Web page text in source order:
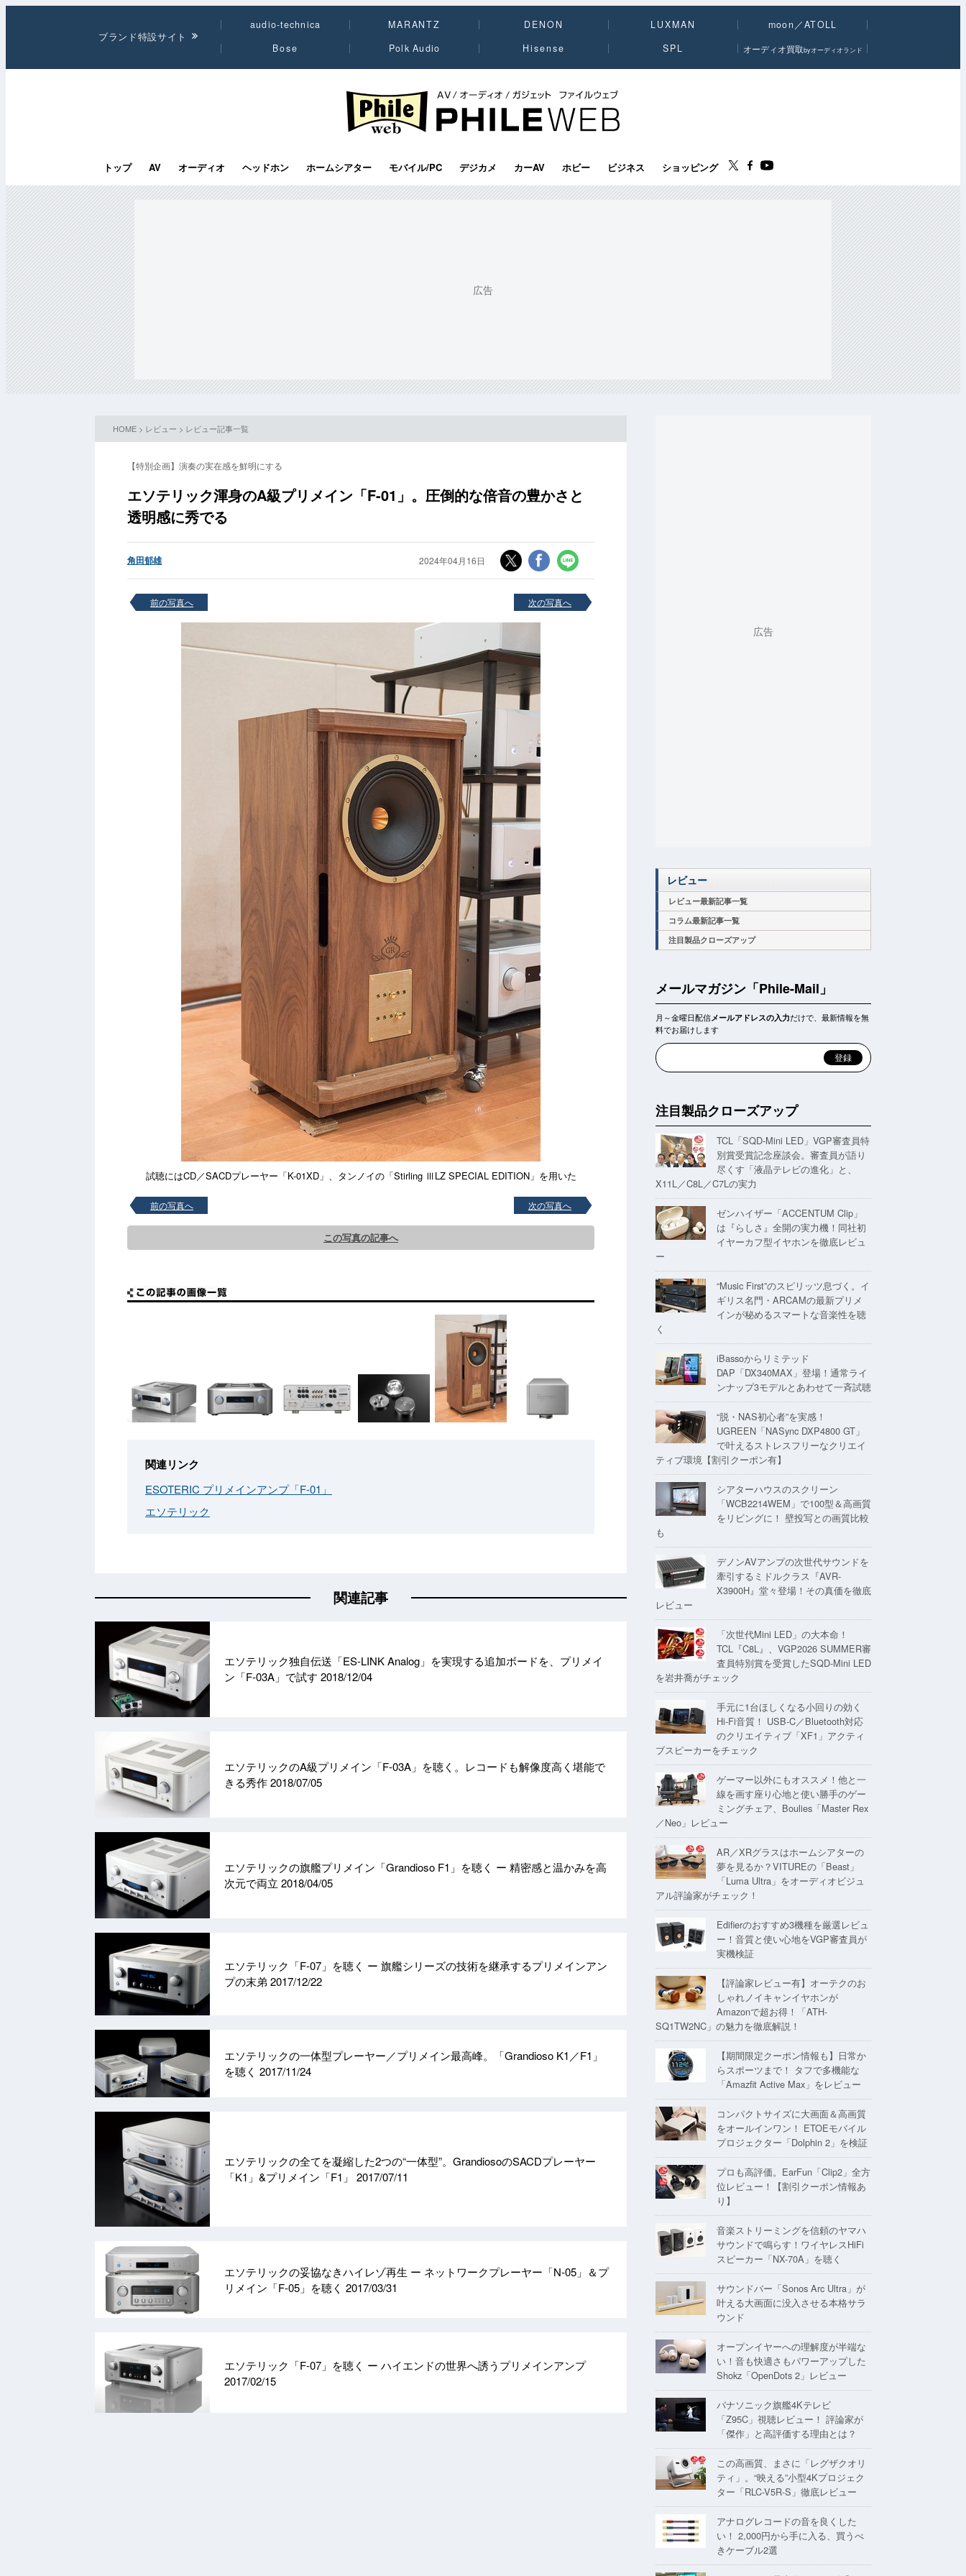
ブランド特設サイト
audio-technica MARANTZ DENON LUXMAN
moon／ATOLL
Bose
Polk Audio Hisense SPL オーディオ買取byオーディオランド
PHILE WEB｜AV/オーディオ/ガジェット
トップ AV オーディオ ヘッドホン ホームシアター モバイル/PC デジカメ カーAV ホビー ビジネス ショッピング
HOME > レビュー > レビュー記事一覧
【特別企画】演奏の実在感を鮮明にする
エソテリック渾身のA級プリメイン「F-01」。圧倒的な倍音の豊かさと
透明感に秀でる
角田郁雄 2024年04月16日
前の写真へ 次の写真へ
試聴にはCD／SACDプレーヤー「K-01XD」、タンノイの「Stirling ⅢLZ SPECIAL EDITION」を用いた
前の写真へ 次の写真へ
この写真の記事へ
関連リンク
ESOTERIC プリメインアンプ「F-01」
エソテリック
関連記事
エソテリック独自伝送「ES-LINK Analog」を実現する追加ボードを、プリメイ
ン「F-03A」で試す 2018/12/04
エソテリックのA級プリメイン「F-03A」を聴く。レコードも解像度高く堪能で
きる秀作2018/07/05
エソテリックの旗艦プリメイン「Grandioso F1」を聴く ー 精密感と温かみを高
次元で両立 2018/04/05
エソテリック「F-07」を聴く ー 旗艦シリーズの技術を継承するプリメインアン
プの末弟 2017/12/22
エソテリックの一体型プレーヤー／プリメイン最高峰。「Grandioso K1／F1」
を聴く 2017/11/24
エソテリックの全てを凝縮した2つの“一体型”。GrandiosoのSACDプレーヤー
「K1」&プリメイン「F1」 2017/07/11
エソテリックの妥協なきハイレゾ再生 ー ネットワークプレーヤー「N-05」＆プ
リメイン「F-05」を聴く 2017/03/31
エソテリック「F-07」を聴く ー ハイエンドの世界へ誘うプリメインアンプ
2017/02/15
レビュー
レビュー最新記事一覧
コラム最新記事一覧
注目製品クローズアップ
メールマガジン「Phile-Mail」
月～金曜日配信メールアドレスの入力だけで、最新情報を無
料でお届けします
注目製品クローズアップ
TCL「SQD-Mini LED」VGP審査員特
別賞受賞記念座談会。審査員が語り
尽くす「液晶テレビの進化」と、
X11L／C8L／C7Lの実力
ゼンハイザー「ACCENTUM Clip」
は『らしさ』全開の実力機！同社初
イヤーカフ型イヤホンを徹底レビュ
ー
“Music First”のスピリッツ息づく。イ
ギリス名門・ARCAMの最新プリメ
インが秘めるスマートな音楽性を聴
く
iBassoからリミテッド
DAP「DX340MAX」登場！通常ライ
ンナップ3モデルとあわせて一斉試聴
“脱・NAS初心者”を実感！
UGREEN「NASync DXP4800 GT」
で叶えるストレスフリーなクリエイ
ティブ環境【割引クーポン有】
シアターハウスのスクリーン
「WCB2214WEM」で100型＆高画質
をリビングに！ 壁投写との画質比較
も
デノンAVアンプの次世代サウンドを
牽引するミドルクラス『AVR-
X3900H』堂々登場！その真価を徹底
レビュー
「次世代Mini LED」の大本命！
TCL『C8L』、VGP2026 SUMMER審
査員特別賞を受賞したSQD-Mini LED
を岩井喬がチェック
手元に1台ほしくなる小回りの効く
Hi-Fi音質！ USB-C／Bluetooth対応
のクリエイティブ「XF1」アクティ
ブスピーカーをチェック
ゲーマー以外にもオススメ！他と一
線を画す座り心地と使い勝手のゲー
ミングチェア、Boulies「Master Rex
／Neo」レビュー
AR／XRグラスはホームシアターの
夢を見るか？VITUREの「Beast」
「Luma Ultra」をオーディオビジュ
アル評論家がチェック！
Edifierのおすすめ3機種を厳選レビュ
ー！音質と使い心地をVGP審査員が
実機検証
【評論家レビュー有】オーテクのお
しゃれノイキャンイヤホンが
Amazonで超お得！「ATH-
SQ1TW2NC」の魅力を徹底解説！
【期間限定クーポン情報も】日常か
らスポーツまで！ タフで多機能な
「Amazfit Active Max」をレビュー
コンパクトサイズに大画面＆高画質
をオールインワン！ ETOEモバイル
プロジェクター「Dolphin 2」を検証
プロも高評価。EarFun「Clip2」全方
位レビュー！【割引クーポン情報あ
り】
音楽ストリーミングを信頼のヤマハ
サウンドで鳴らす！ワイヤレスHiFi
スピーカー「NX-70A」を聴く
サウンドバー「Sonos Arc Ultra」が
叶える大画面に没入させる本格サラ
ウンド
オープンイヤーへの理解度が半端な
い！音も快適さもパワーアップした
Shokz「OpenDots 2」レビュー
パナソニック旗艦4Kテレビ
「Z95C」視聴レビュー！ 評論家が
「傑作」と高評価する理由とは？
この高画質、まさに「レグザクオリ
ティ」。“映える”小型4Kプロジェク
ター「RLC-V5R-S」徹底レビュー
アナログレコードの音を良くした
い！ 2,000円から手に入る、買うべ
きケーブル2選